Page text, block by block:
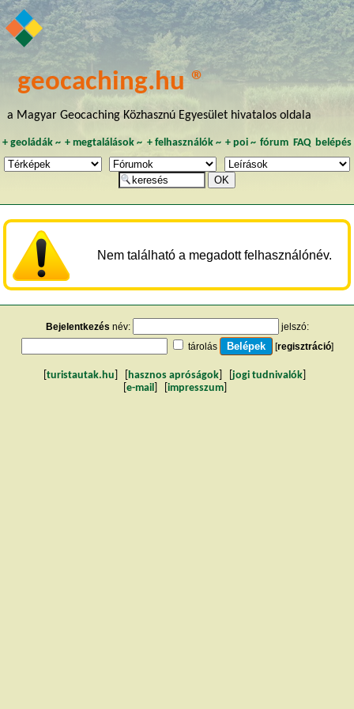
geocaching.hu ®
a Magyar Geocaching Közhasznú Egyesület hivatalos oldala
+ geoládák~ +megtalálások ~ + felhasználók~ + poi~ fórum FAQ belépés
Nem található a megadott felhasználónév.
Bejelentkezés név:
jelszó:
tárolás
[regisztráció]
turistautak.hu hasznos apróságok jogi tudnivalók
e-mail impresszum]